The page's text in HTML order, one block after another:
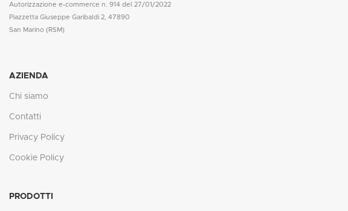
Autorizzazione e-commerce n. 914 del 27/01/2022
Piazzetta Giuseppe Garibaldi 2, 47890
San Marino (RSM)
AZIENDA
Chi siamo
Contatti
Privacy Policy
Cookie Policy
PRODOTTI